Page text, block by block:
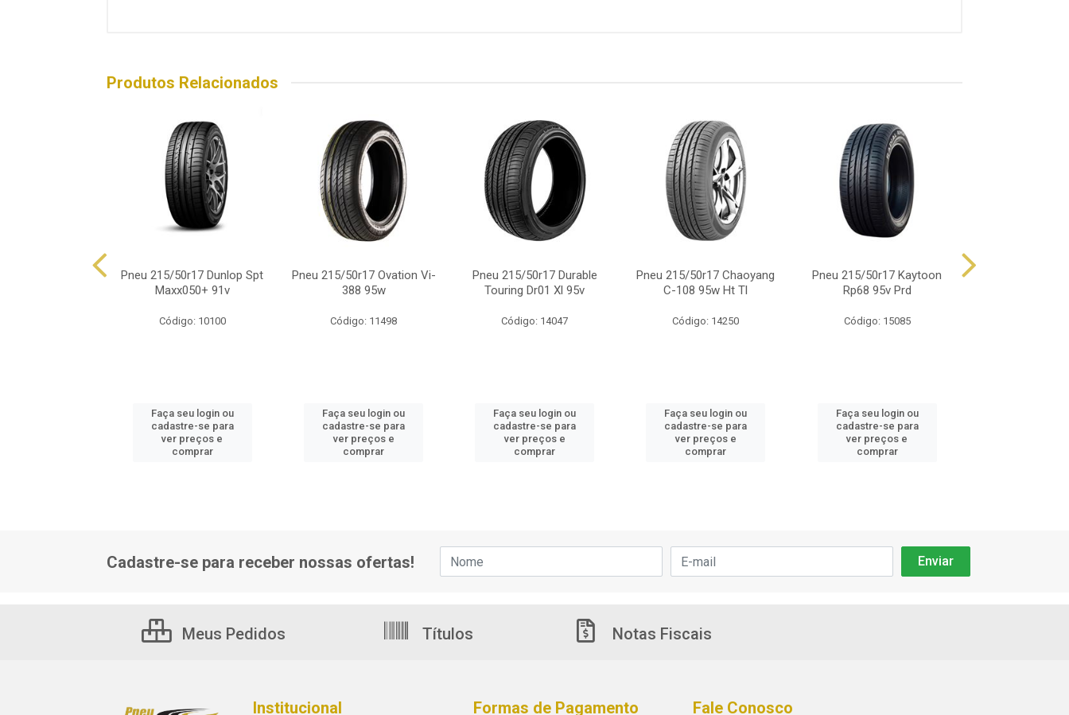
Produtos Relacionados
Pneu 215/50r17 Dunlop Spt
Maxx050+ 91v
Código: 10100
Faça seu login ou
cadastre-se para
ver preços e
comprar
Pneu 215/50r17 Ovation Vi-
388 95w
Código: 11498
Faça seu login ou
cadastre-se para
ver preços e
comprar
Pneu 215/50r17 Durable
Touring Dr01 Xl 95v
Código: 14047
Faça seu login ou
cadastre-se para
ver preços e
comprar
Pneu 215/50r17 Chaoyang
C-108 95w Ht Tl
Código: 14250
Faça seu login ou
cadastre-se para
ver preços e
comprar
Pneu 215/50r17 Kaytoon
Rp68 95v Prd
Código: 15085
Faça seu login ou
cadastre-se para
ver preços e
comprar
Cadastre-se para receber nossas ofertas!
Meus Pedidos Títulos Notas Fiscais
Institucional Formas de Pagamento Fale Conosco